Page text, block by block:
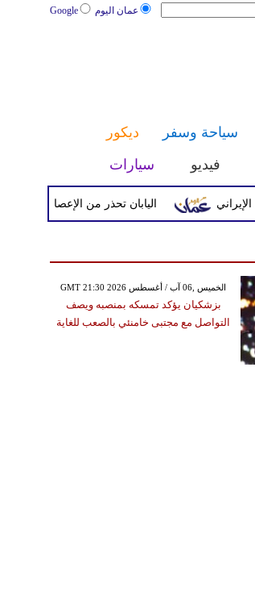
عمان اليوم Google
سياحة وسفر
ديكور
فيديو سيارات
اليابان تحذر من الإعصار دولفين ورياح
GMT 21:30 2026 الخميس ,06 آب / أغسطس
بزشكيان يؤكد تمسكه بمنصبه ويصف
التواصل مع مجتبى خامنئي بالصعب للغاية